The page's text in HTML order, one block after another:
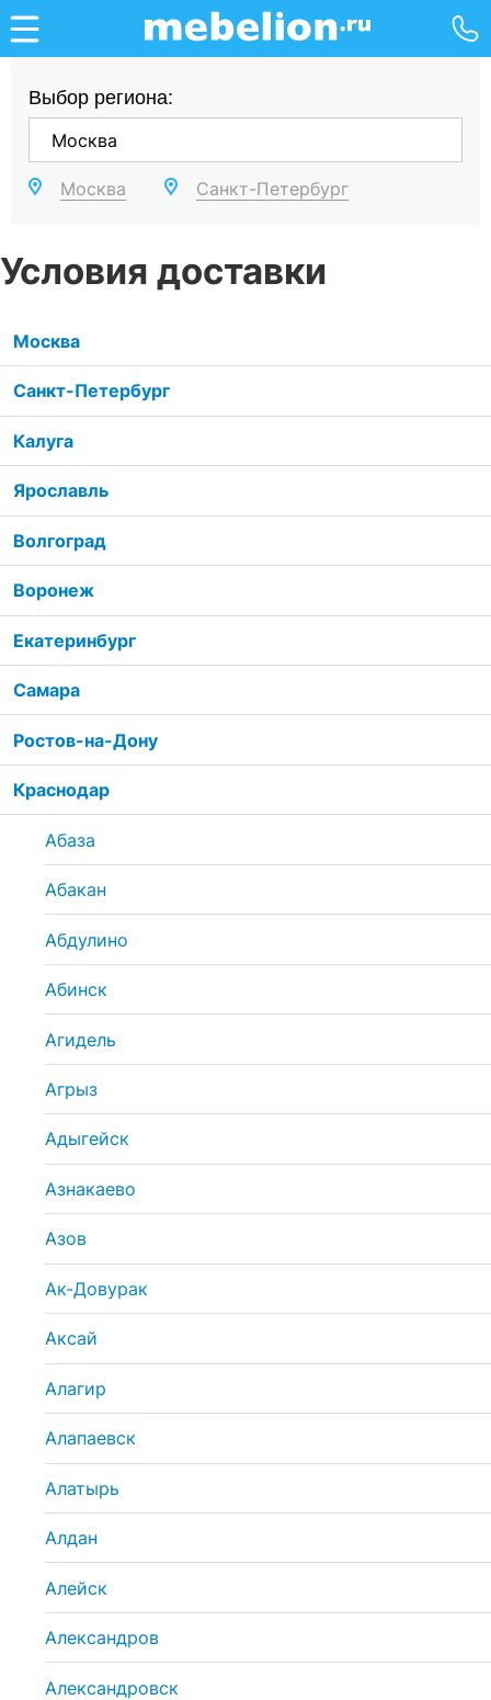
Выбор региона:
Москва Санкт-Петербург
Условия доставки
Москва
Санкт-Петербург
Калуга
Ярославль
Волгоград
Воронеж
Екатеринбург
Самара
Ростов-на-Дону
Краснодар
Абаза
Абакан
Абдулино
Абинск
Агидель
Агрыз
Адыгейск
Азнакаево
Азов
Ак-Довурак
Аксай
Алагир
Алапаевск
Алатырь
Алдан
Алейск
Александров
Александровск